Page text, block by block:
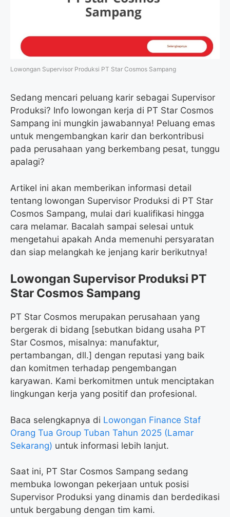
Lowongan Supervisor Produksi PT Star Cosmos Sampang
Sedang mencari peluang karir sebagai Supervisor
Produksi? Info lowongan kerja di PT Star Cosmos
Sampang ini mungkin jawabannya! Peluang emas
untuk mengembangkan karir dan berkontribusi
pada perusahaan yang berkembang pesat, tunggu
apalagi?
Artikel ini akan memberikan informasi detail
tentang lowongan Supervisor Produksi di PT Star
Cosmos Sampang, mulai dari kualifikasi hingga
cara melamar. Bacalah sampai selesai untuk
mengetahui apakah Anda memenuhi persyaratan
dan siap melangkah ke jenjang karir berikutnya!
Lowongan Supervisor Produksi PT
Star Cosmos Sampang
PT Star Cosmos merupakan perusahaan yang
bergerak di bidang [sebutkan bidang usaha PT
Star Cosmos, misalnya: manufaktur,
pertambangan, dll.] dengan reputasi yang baik
dan komitmen terhadap pengembangan
karyawan. Kami berkomitmen untuk menciptakan
lingkungan kerja yang positif dan profesional.
Baca selengkapnya di Lowongan Finance Staf
Orang Tua Group Tuban Tahun 2025 (Lamar
Sekarang) untuk informasi lebih lanjut.
Saat ini, PT Star Cosmos Sampang sedang
membuka lowongan pekerjaan untuk posisi
Supervisor Produksi yang dinamis dan berdedikasi
untuk bergabung dengan tim kami.